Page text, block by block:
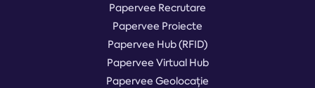
Papervee Recrutare
Papervee Proiecte
Papervee Hub (RFID)
Papervee Virtual Hub
Papervee Geolocație